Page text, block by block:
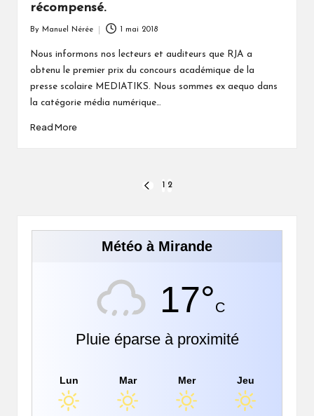
récompensé.
by
By Manuel Nérée 1 mai 2018
Nous informons nos lecteurs et auditeurs que RJA a
obtenu le premier prix du concours académique de la
presse scolaire MEDIATIKS. Nous sommes ex aequo dans
la catégorie média numérique…
Read More
publications
PREVIOUS
2
Météo à Mirande
17°C
Pluie éparse à proximité
Lun Mar Mer Jeu